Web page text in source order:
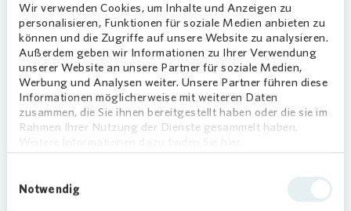
Wir verwenden Cookies, um Inhalte und Anzeigen zu
personalisieren, Funktionen für soziale Medien anbieten zu
können und die Zugriffe auf unsere Website zu analysieren.
Außerdem geben wir Informationen zu Ihrer Verwendung
unserer Website an unsere Partner für soziale Medien,
Werbung und Analysen weiter. Unsere Partner führen diese
Informationen möglicherweise mit weiteren Daten
zusammen, die Sie ihnen bereitgestellt haben oder die sie im
Rahmen Ihrer Nutzung der Dienste gesammelt haben.
Notwendig
Ausgabe Winter 2022